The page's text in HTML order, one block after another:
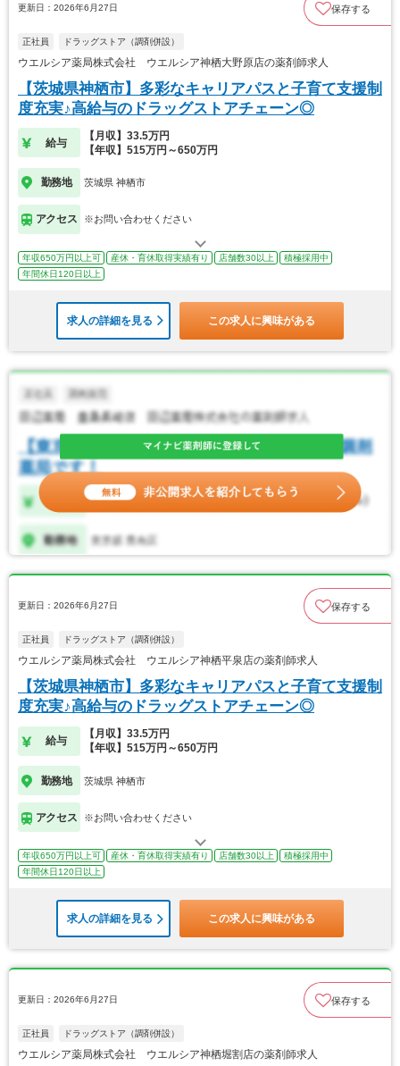
更新日：2026年6月27日 保存する
正社員 ドラッグストア（調剤併設）
ウエルシア薬局株式会社 ウエルシア神栖大野原店の薬剤師求人
【茨城県神栖市】多彩なキャリアパスと子育て支援制
度充実♪高給与のドラッグストアチェーン◎
給与
【月収】33.5万円
【年収】515万円～650万円
勤務地 茨城県 神栖市
アクセス ※お問い合わせください
年収650万円以上可 産休・育休取得実績有り 店舗数30以上
積極採用中
年間休日120日以上
求人の詳細を見る この求人に興味がある
更新日：2026年6月27日 保存する
正社員 ドラッグストア（調剤併設）
ウエルシア薬局株式会社 ウエルシア神栖平泉店の薬剤師求人
【茨城県神栖市】多彩なキャリアパスと子育て支援制
度充実♪高給与のドラッグストアチェーン◎
給与
【月収】33.5万円
【年収】515万円～650万円
勤務地 茨城県 神栖市
アクセス ※お問い合わせください
年収650万円以上可 産休・育休取得実績有り 店舗数30以上
積極採用中
年間休日120日以上
求人の詳細を見る この求人に興味がある
更新日：2026年6月27日 保存する
正社員 ドラッグストア（調剤併設）
ウエルシア薬局株式会社 ウエルシア神栖堀割店の薬剤師求人